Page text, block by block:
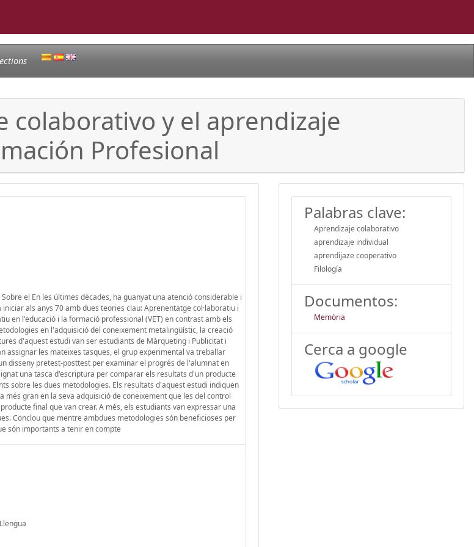
colaborativo y el aprendizaje
Profesional
el En les últimes dècades, ha guanyat una atenció considerable i
als anys 70 amb dues teories clau: Aprenentatge col·laboratiu i
en l'educació i la formació professional (VET) en contrast amb els
en l'adquisició del coneixement metalingüístic, la creació
d'aquest estudi van ser estudiants de Màrqueting i Publicitat i
assignar les mateixes tasques, el grup experimental va treballar
disseny pretest-posttest per examinar el progrés de l'alumnat en
una tasca d'escriptura per comparar els resultats d'un producte
sobre les dues metodologies. Els resultats d'aquest estudi indiquen
gran en la seva adquisició de coneixement que les del control
final que van crear. A més, els estudiants van expressar una
Conclou que mentre ambdues metodologies són beneficioses per
són importants a tenir en compte
Palabras clave:
Aprendizaje colaborativo
aprendizaje individual
aprendijaze cooperativo
Filología
Documentos:
Memòria
Cerca a google